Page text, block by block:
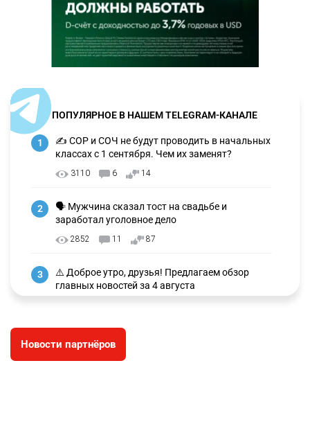
ПОПУЛЯРНОЕ В НАШЕМ TELEGRAM-КАНАЛЕ
1
✍️ СОР и СОЧ не будут проводить в начальных
классах с 1 сентября. Чем их заменят?
3110 6 14
2
🗣 Мужчина сказал тост на свадьбе и
заработал уголовное дело
2852 11 87
3
⚠️ Доброе утро, друзья! Предлагаем обзор
главных новостей за 4 августа
4
🗣Глава государства направил телеграмму
соболезнования родным и близким Халық
қаһарманы Ивана Гапича
Новости партнёров